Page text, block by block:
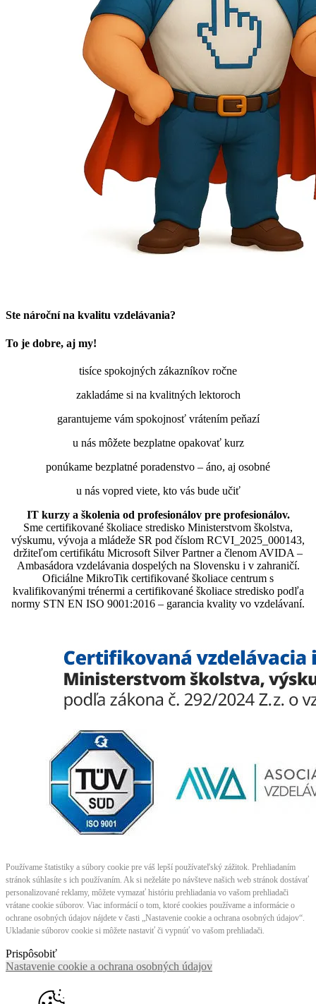
Ste nároční na kvalitu vzdelávania?
To je dobre, aj my!
tisíce spokojných zákazníkov ročne
zakladáme si na kvalitných lektoroch
garantujeme vám spokojnosť vrátením peňazí
u nás môžete bezplatne opakovať kurz
ponúkame bezplatné poradenstvo – áno, aj osobné
u nás vopred viete, kto vás bude učiť
IT kurzy a školenia od profesionálov pre profesionálov.
Sme certifikované školiace stredisko Ministerstvom školstva,
výskumu, vývoja a mládeže SR pod číslom RCVI_2025_000143,
držiteľom certifikátu Microsoft Silver Partner a členom AVIDA –
Ambasádora vzdelávania dospelých na Slovensku i v zahraničí.​​​​​​​​​​​​​​​​
Oficiálne MikroTik certifikované školiace centrum s
kvalifikovanými trénermi ​​​​​​​​​​a certifikované školiace stredisko podľa
normy STN EN ISO 9001:2016 – garancia kvality vo vzdelávaní.
Používame štatistiky a súbory cookie pre váš lepší používateľský zážitok. Prehliadaním
stránok súhlasíte s ich používaním. Ak si neželáte po návšteve našich web stránok dostávať
personalizované reklamy, môžete vymazať históriu prehliadania vo vašom prehliadači
vrátane cookie súborov. Viac informácií o tom, ktoré cookies používame a informácie o
ochrane osobných údajov nájdete v časti „Nastavenie cookie a ochrana osobných údajov“.
Ukladanie súborov cookie si môžete nastaviť či vypnúť vo vašom prehliadači.
Prispôsobiť
Nastavenie cookie a ochrana osobných údajov